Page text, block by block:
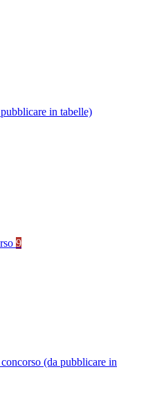
in tabelle)
9
(da pubblicare in